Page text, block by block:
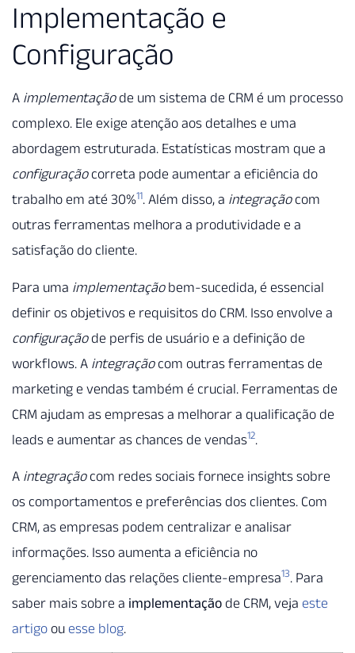
Implementação e
Configuração
A implementaçãode um sistema de CRM é um processo
complexo. Ele exige atenção aos detalhes e uma
abordagem estruturada. Estatísticas mostram que a
configuraçãocorreta pode aumentar a eficiência do
trabalho em até 30%11. Além disso, a integraçãocom
outras ferramentas melhora a produtividade e a
satisfação do cliente.
Para uma implementaçãobem-sucedida, é essencial
definir os objetivos e requisitos do CRM. Isso envolve a
configuraçãode perfis de usuário e a definição de
workflows. A integraçãocom outras ferramentas de
marketing e vendas também é crucial. Ferramentas de
CRM ajudam as empresas a melhorar a qualificação de
leads e aumentar as chances de vendas12.
A integraçãocom redes sociais fornece insights sobre
os comportamentos e preferências dos clientes. Com
CRM, as empresas podem centralizar e analisar
informações. Isso aumenta a eficiência no
gerenciamento das relações cliente-empresa13. Para
saber mais sobre a implementação de CRM, veja este
artigo ou esse blog.